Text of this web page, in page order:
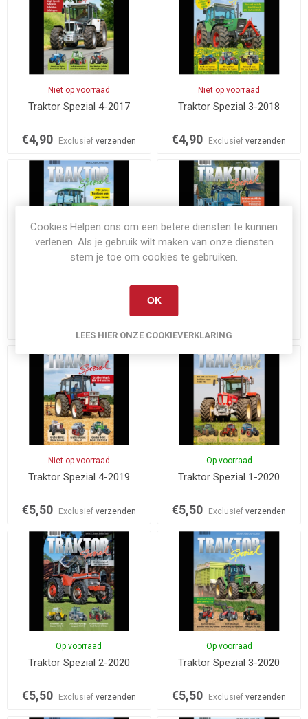
Niet op voorraad
Traktor Spezial 4-2017
€4,90 Exclusief verzenden
Niet op voorraad
Traktor Spezial 3-2018
€4,90 Exclusiefverzenden
Niet op voorraad
Traktor Spezial 4-2019
€5,50 Exclusief verzenden
Op voorraad
Traktor Spezial 1-2020
€5,50 Exclusiefverzenden
Op voorraad
Traktor Spezial 2-2020
€5,50 Exclusief verzenden
Op voorraad
Traktor Spezial 3-2020
€5,50 Exclusiefverzenden
Cookies Helpen ons om een betere diensten te kunnen
verlenen. Als je gebruik wilt maken van onze diensten
stem je toe om cookies te gebruiken.
OK
LEES HIER ONZE COOKIEVERKLARING